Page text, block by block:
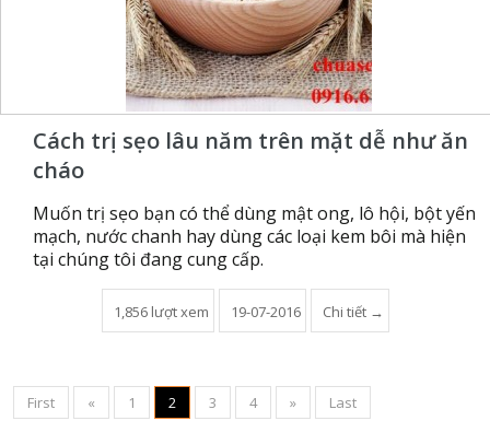
Cách trị sẹo lâu năm trên mặt dễ như ăn
cháo
Muốn trị sẹo bạn có thể dùng mật ong, lô hội, bột yến
mạch, nước chanh hay dùng các loại kem bôi mà hiện
tại chúng tôi đang cung cấp.
1,856 lượt xem 19-07-2016 Chi tiết →
First « 1 2 3 4 » Last